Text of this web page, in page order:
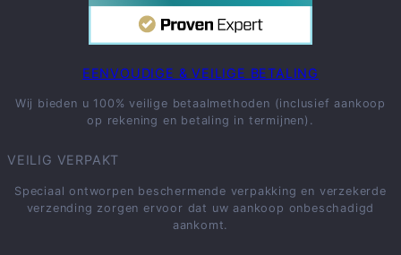
EENVOUDIGE & VEILIGE BETALING
Wij bieden u 100% veilige betaalmethoden (inclusief aankoop
op rekening en betaling in termijnen).
VEILIG VERPAKT
Speciaal ontworpen beschermende verpakking en verzekerde
verzending zorgen ervoor dat uw aankoop onbeschadigd
aankomt.